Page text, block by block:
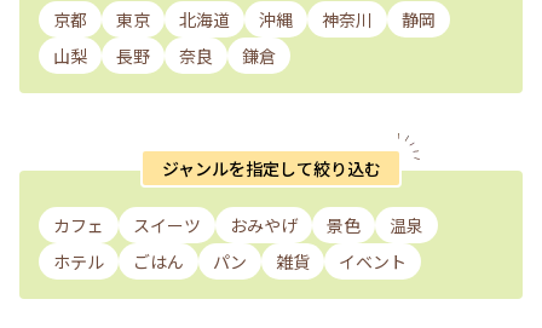
京都 東京 北海道 沖縄 神奈川
静岡
山梨
長野 奈良 鎌倉
ジャンルを指定して絞り込む
カフェ スイーツ おみやげ 景色
温泉
ホテル
ごはん パン 雑貨 イベント